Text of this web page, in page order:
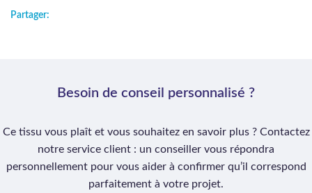
Partager:
Besoin de conseil personnalisé ?
Ce tissu vous plaît et vous souhaitez en savoir plus ? Contactez
notre service client : un conseiller vous répondra
personnellement pour vous aider à confirmer qu’il correspond
parfaitement à votre projet.